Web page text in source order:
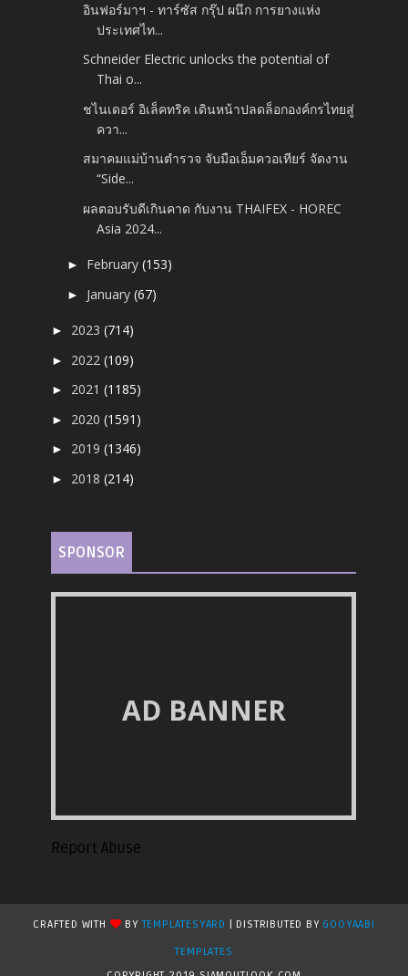
อินฟอร์มาฯ - ทาร์ซัส กรุ๊ป ผนึก การยางแห่ง
ประเทศไท...
Schneider Electric unlocks the potential of
Thai o...
ชไนเดอร์ อิเล็คทริค เดินหน้าปลดล็อกองค์กรไทยสู่
ควา...
สมาคมแม่บ้านตำรวจ จับมือเอ็มควอเทียร์ จัดงาน
“Side...
ผลตอบรับดีเกินคาด กับงาน THAIFEX - HOREC
Asia 2024...
► February(153)
► January(67)
► 2023(714)
► 2022(109)
► 2021(1185)
► 2020(1591)
► 2019(1346)
► 2018(214)
SPONSOR
AD BANNER
Report Abuse
CRAFTED WITH BYTEMPLATESYARD | DISTRIBUTED BY GOOYAABI
TEMPLATES